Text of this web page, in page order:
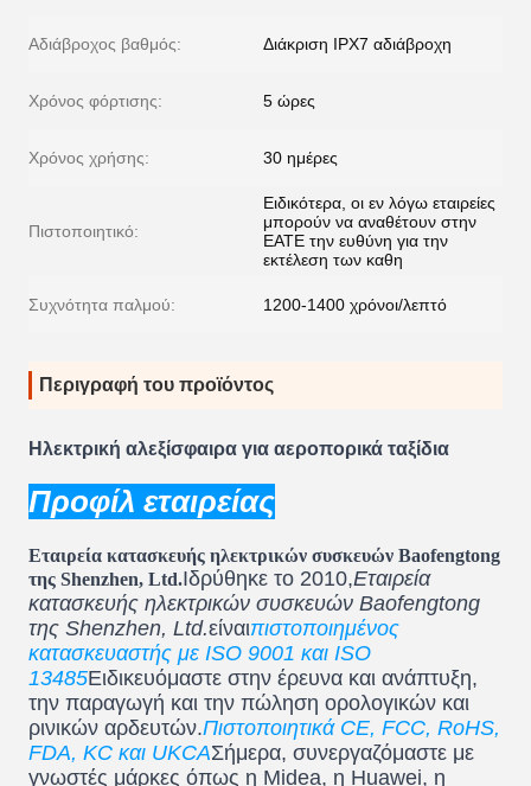
Αδιάβροχος βαθμός: Διάκριση IPX7 αδιάβροχη
Χρόνος φόρτισης: 5 ώρες
Χρόνος χρήσης: 30 ημέρες
Πιστοποιητικό:
Ειδικότερα, οι εν λόγω εταιρείες
μπορούν να αναθέτουν στην
ΕΑΤΕ την ευθύνη για την
εκτέλεση των καθη
Συχνότητα παλμού: 1200-1400 χρόνοι/λεπτό
Περιγραφή του προϊόντος
Ηλεκτρική αλεξίσφαιρα για αεροπορικά ταξίδια
Προφίλ εταιρείας
Εταιρεία κατασκευής ηλεκτρικών συσκευών Baofengtong
της Shenzhen, Ltd.Ιδρύθηκε το 2010,Εταιρεία
κατασκευής ηλεκτρικών συσκευών Baofengtong
της Shenzhen, Ltd.είναιπιστοποιημένος
κατασκευαστής με ISO 9001 και ISO
13485Ειδικευόμαστε στην έρευνα και ανάπτυξη,
την παραγωγή και την πώληση ορολογικών και
ρινικών αρδευτών.Πιστοποιητικά CE, FCC, RoHS,
FDA, KC και UKCAΣήμερα, συνεργαζόμαστε με
γνωστές μάρκες όπως η Midea, η Huawei, η